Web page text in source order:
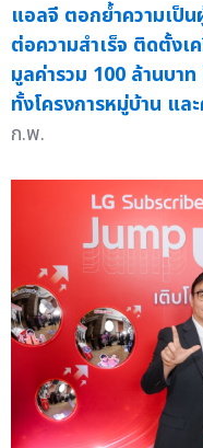
แอลจี ตอกย้ำความเป็
ต่อความสำเร็จ ติดตั้งเ
มูลค่ารวม 100 ล้านบา
ทั้งโครงการหมู่บ้าน แล
ก.พ.